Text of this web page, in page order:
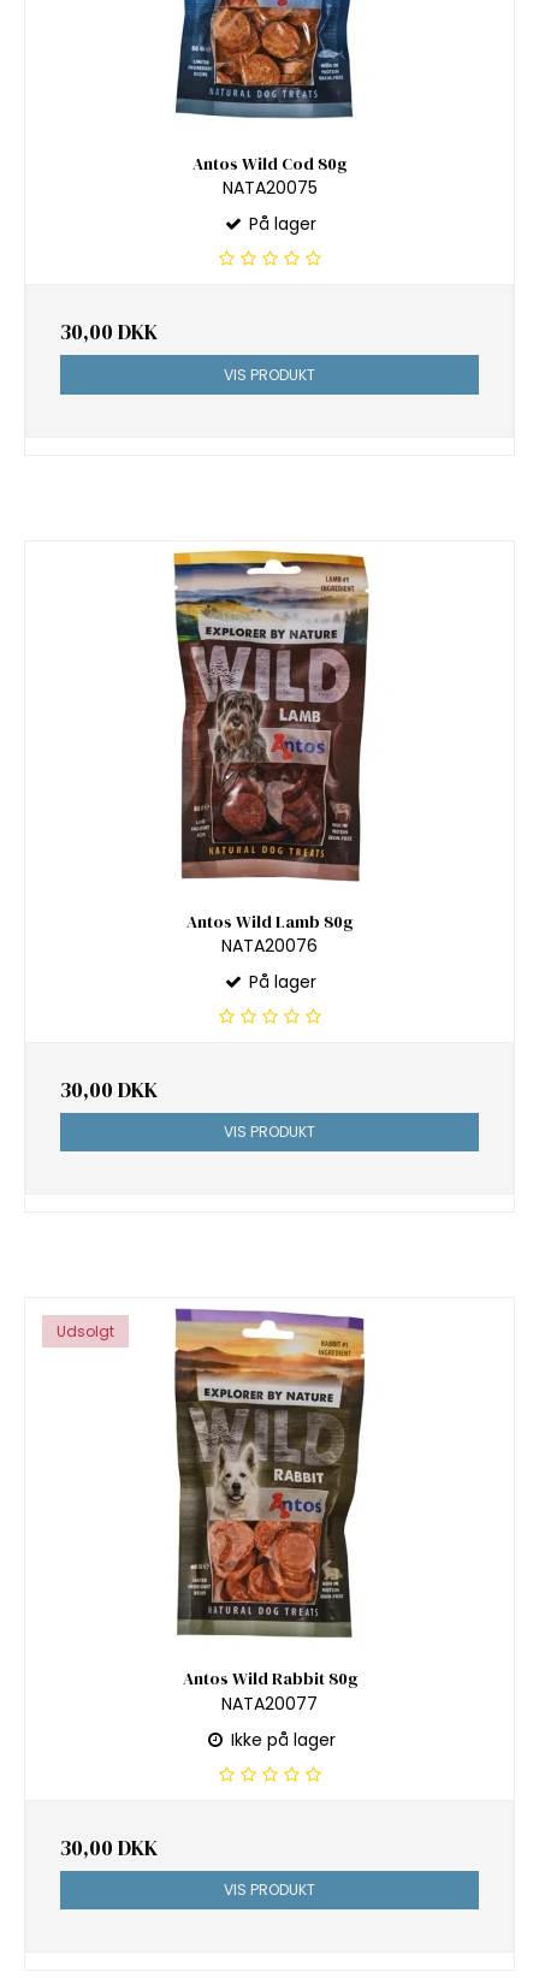
Antos Wild Cod 80g
NATA20075
På lager
30,00 DKK
VIS PRODUKT
Antos Wild Lamb 80g
NATA20076
På lager
30,00 DKK
VIS PRODUKT
Udsolgt
Antos Wild Rabbit 80g
NATA20077
Ikke på lager
30,00 DKK
VIS PRODUKT